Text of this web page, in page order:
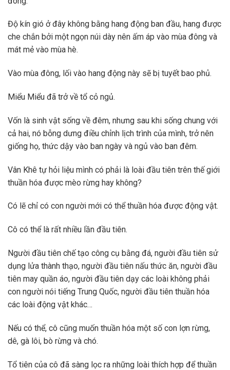
Độ kín gió ở đây không bằng hang động ban đầu, hang được
che chắn bởi một ngọn núi dày nên ấm áp vào mùa đông và
mát mẻ vào mùa hè.
Vào mùa đông, lối vào hang động này sẽ bị tuyết bao phủ.
Miểu Miểu đã trở về tổ cỏ ngủ.
Vốn là sinh vật sống về đêm, nhưng sau khi sống chung với
cả hai, nó bỗng dưng điều chỉnh lịch trình của mình, trở nên
giống họ, thức dậy vào ban ngày và ngủ vào ban đêm.
Vân Khê tự hỏi liệu mình có phải là loài đầu tiên trên thế giới
thuần hóa được mèo rừng hay không?
Có lẽ chỉ có con người mới có thể thuần hóa được động vật.
Cô có thể là rất nhiều lần đầu tiên.
Người đầu tiên chế tạo công cụ bằng đá, người đầu tiên sử
dụng lửa thành thạo, người đầu tiên nấu thức ăn, người đầu
tiên may quần áo, người đầu tiên dạy các loài không phải
con người nói tiếng Trung Quốc, người đầu tiên thuần hóa
các loài động vật khác…
Nếu có thể, cô cũng muốn thuần hóa một số con lợn rừng,
dê, gà lôi, bò rừng và chó.
Tổ tiên của cô đã sàng lọc ra những loài thích hợp để thuần